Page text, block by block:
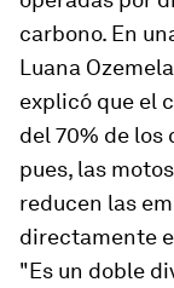
carbono. En
Luana
explicó que el
del 70% de los
pues, las
reducen las
directamente
"Es un doble